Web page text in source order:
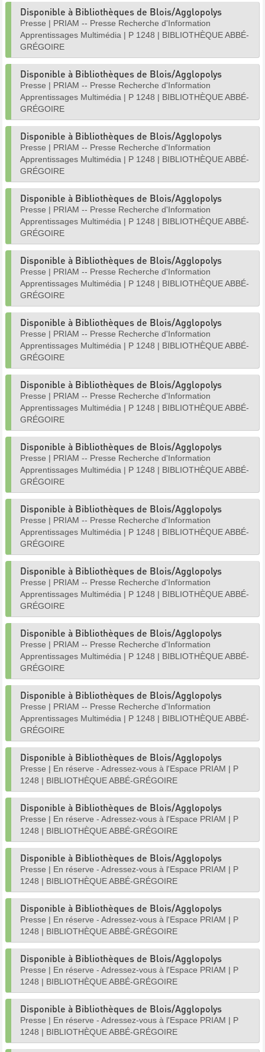
Disponible à Bibliothèques de Blois/Agglopolys
Presse | PRIAM -- Presse Recherche d'Information
Apprentissages Multimédia | P 1248 | BIBLIOTHÈQUE ABBÉ-
GRÉGOIRE
Disponible à Bibliothèques de Blois/Agglopolys
Presse | PRIAM -- Presse Recherche d'Information
Apprentissages Multimédia | P 1248 | BIBLIOTHÈQUE ABBÉ-
GRÉGOIRE
Disponible à Bibliothèques de Blois/Agglopolys
Presse | PRIAM -- Presse Recherche d'Information
Apprentissages Multimédia | P 1248 | BIBLIOTHÈQUE ABBÉ-
GRÉGOIRE
Disponible à Bibliothèques de Blois/Agglopolys
Presse | PRIAM -- Presse Recherche d'Information
Apprentissages Multimédia | P 1248 | BIBLIOTHÈQUE ABBÉ-
GRÉGOIRE
Disponible à Bibliothèques de Blois/Agglopolys
Presse | PRIAM -- Presse Recherche d'Information
Apprentissages Multimédia | P 1248 | BIBLIOTHÈQUE ABBÉ-
GRÉGOIRE
Disponible à Bibliothèques de Blois/Agglopolys
Presse | PRIAM -- Presse Recherche d'Information
Apprentissages Multimédia | P 1248 | BIBLIOTHÈQUE ABBÉ-
GRÉGOIRE
Disponible à Bibliothèques de Blois/Agglopolys
Presse | PRIAM -- Presse Recherche d'Information
Apprentissages Multimédia | P 1248 | BIBLIOTHÈQUE ABBÉ-
GRÉGOIRE
Disponible à Bibliothèques de Blois/Agglopolys
Presse | PRIAM -- Presse Recherche d'Information
Apprentissages Multimédia | P 1248 | BIBLIOTHÈQUE ABBÉ-
GRÉGOIRE
Disponible à Bibliothèques de Blois/Agglopolys
Presse | PRIAM -- Presse Recherche d'Information
Apprentissages Multimédia | P 1248 | BIBLIOTHÈQUE ABBÉ-
GRÉGOIRE
Disponible à Bibliothèques de Blois/Agglopolys
Presse | PRIAM -- Presse Recherche d'Information
Apprentissages Multimédia | P 1248 | BIBLIOTHÈQUE ABBÉ-
GRÉGOIRE
Disponible à Bibliothèques de Blois/Agglopolys
Presse | PRIAM -- Presse Recherche d'Information
Apprentissages Multimédia | P 1248 | BIBLIOTHÈQUE ABBÉ-
GRÉGOIRE
Disponible à Bibliothèques de Blois/Agglopolys
Presse | PRIAM -- Presse Recherche d'Information
Apprentissages Multimédia | P 1248 | BIBLIOTHÈQUE ABBÉ-
GRÉGOIRE
Disponible à Bibliothèques de Blois/Agglopolys
Presse | En réserve - Adressez-vous à l'Espace PRIAM | P
1248 | BIBLIOTHÈQUE ABBÉ-GRÉGOIRE
Disponible à Bibliothèques de Blois/Agglopolys
Presse | En réserve - Adressez-vous à l'Espace PRIAM | P
1248 | BIBLIOTHÈQUE ABBÉ-GRÉGOIRE
Disponible à Bibliothèques de Blois/Agglopolys
Presse | En réserve - Adressez-vous à l'Espace PRIAM | P
1248 | BIBLIOTHÈQUE ABBÉ-GRÉGOIRE
Disponible à Bibliothèques de Blois/Agglopolys
Presse | En réserve - Adressez-vous à l'Espace PRIAM | P
1248 | BIBLIOTHÈQUE ABBÉ-GRÉGOIRE
Disponible à Bibliothèques de Blois/Agglopolys
Presse | En réserve - Adressez-vous à l'Espace PRIAM | P
1248 | BIBLIOTHÈQUE ABBÉ-GRÉGOIRE
Disponible à Bibliothèques de Blois/Agglopolys
Presse | En réserve - Adressez-vous à l'Espace PRIAM | P
1248 | BIBLIOTHÈQUE ABBÉ-GRÉGOIRE